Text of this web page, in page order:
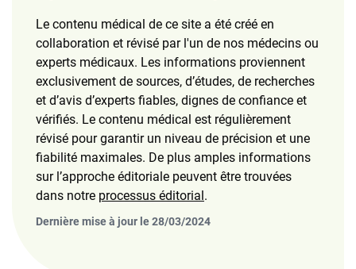
Le contenu médical de ce site a été créé en
collaboration et révisé par l'un de nos médecins ou
experts médicaux. Les informations proviennent
exclusivement de sources, d’études, de recherches
et d’avis d’experts fiables, dignes de confiance et
vérifiés. Le contenu médical est régulièrement
révisé pour garantir un niveau de précision et une
fiabilité maximales. De plus amples informations
sur l’approche éditoriale peuvent être trouvées
dans notre processus éditorial.
Dernière mise à jour le 28/03/2024